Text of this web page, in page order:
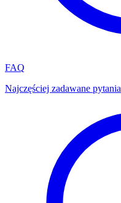
FAQ
Najczęściej zadawane pytania